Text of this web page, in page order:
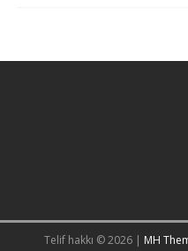
Telif hakkı © 2026 | MH